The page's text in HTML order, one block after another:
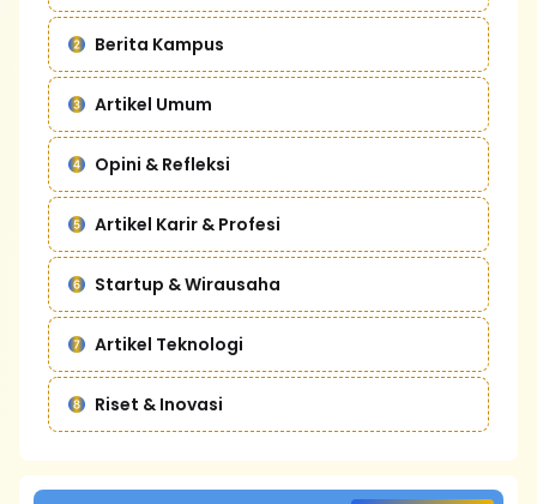
Berita Kampus
Artikel Umum
Opini & Refleksi
Artikel Karir & Profesi
Startup & Wirausaha
Artikel Teknologi
Riset & Inovasi